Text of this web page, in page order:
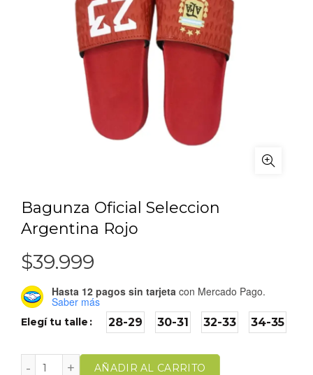
Bagunza Oficial Seleccion
Argentina Rojo
$39.999
Hasta 12 pagos sin tarjeta con Mercado Pago.
Saber más
Elegí tu talle 28-29 30-31 32-33 34-35
AÑADIR AL CARRITO